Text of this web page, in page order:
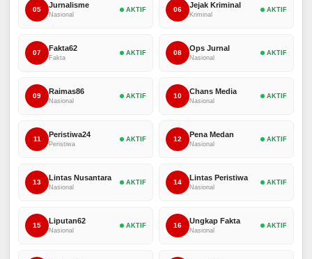
05
Jurnalisme
Nasional
AKTIF 06
Jejak Kriminal
Kriminal
AKTIF
07
Fakta62
Fakta
AKTIF 08
Ops Jurnal
Nasional
AKTIF
09
Raimas86
Nasional
AKTIF 10
Chans Media
Nasional
AKTIF
11
Peristiwa24
Peristiwa
AKTIF 12
Pena Medan
Nasional
AKTIF
13
Lintas Nusantara
Nasional
AKTIF 14
Lintas Peristiwa
Nasional
AKTIF
15
Liputan62
Nasional
AKTIF 16
Ungkap Fakta
Nasional
AKTIF